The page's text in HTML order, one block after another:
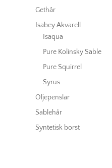
Gethår
Isabey Akvarell
Isaqua
Pure Kolinsky Sable
Pure Squirrel
Syrus
Oljepenslar
Sablehår
Syntetisk borst